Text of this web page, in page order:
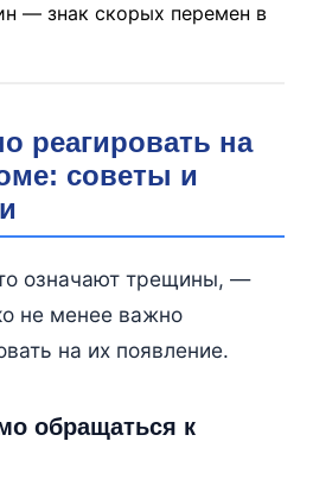
— знак скорых перемен в
реагировать на
советы и
означают трещины, —
не менее важно
на их появление.
обращаться к